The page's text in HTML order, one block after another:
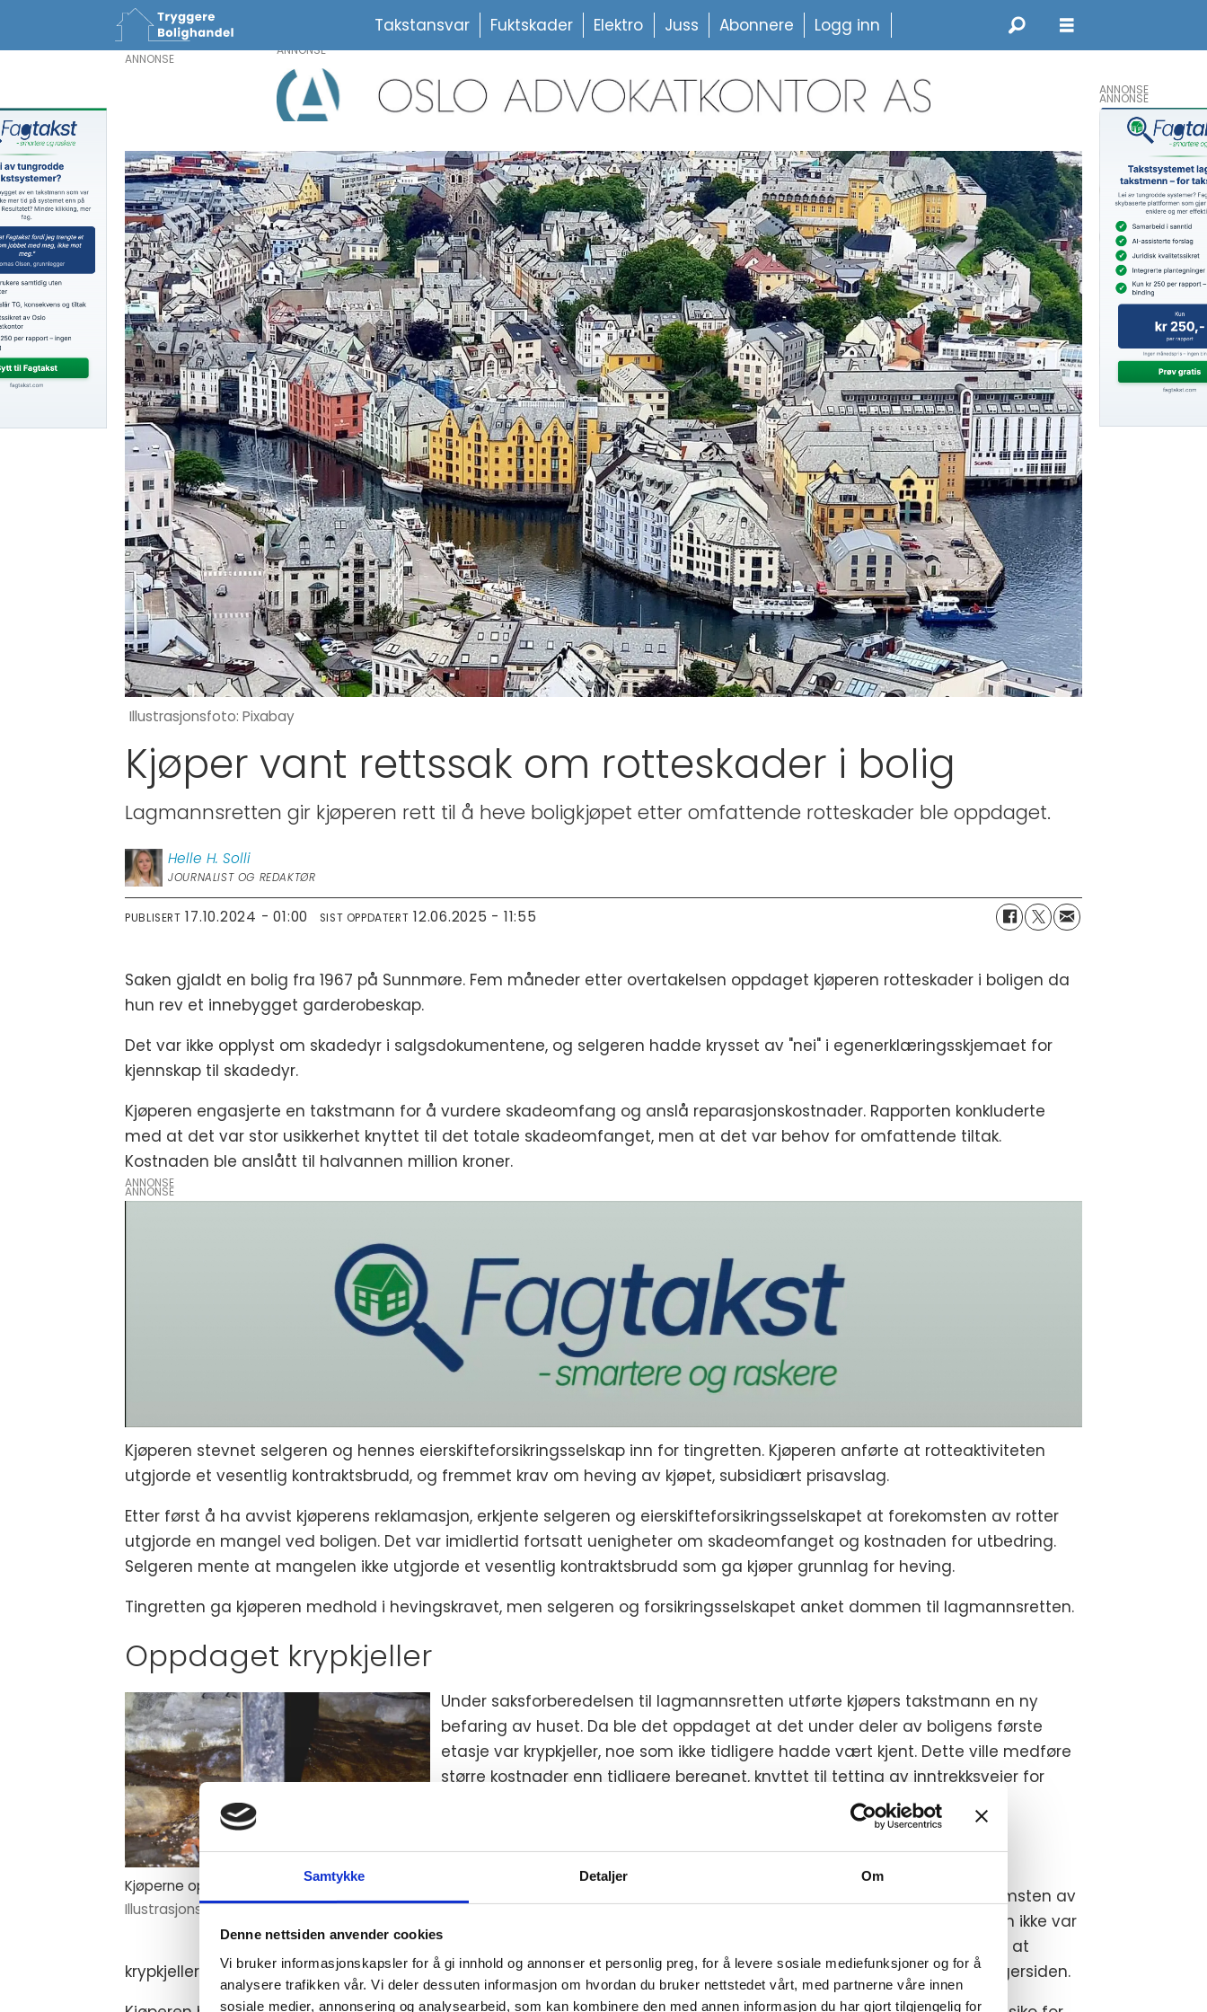
Samtykke Detaljer Om
Denne nettsiden anvender cookies
Vi bruker informasjonskapsler for å gi innhold og annonser et personlig preg, for å levere sosiale mediefunksjoner og for å
analysere trafikken vår. Vi deler dessuten informasjon om hvordan du bruker nettstedet vårt, med partnerne våre innen
sosiale medier, annonsering og analysearbeid, som kan kombinere den med annen informasjon du har gjort tilgjengelig for
Takstansvar Fuktskader Elektro Juss Abonnere Logg inn
ANNONSE
Illustrasjonsfoto: Pixabay
Kjøper vant rettssak om rotteskader i bolig
Lagmannsretten gir kjøperen rett til å heve boligkjøpet etter omfattende rotteskader ble oppdaget.
Helle H. Solli
JOURNALIST OG REDAKTØR
PUBLISERT 17.10.2024 - 01:00 SIST OPPDATERT 12.06.2025 - 11:55
Saken gjaldt en bolig fra 1967 på Sunnmøre. Fem måneder etter overtakelsen oppdaget kjøperen rotteskader i boligen da
hun rev et innebygget garderobeskap.
Det var ikke opplyst om skadedyr i salgsdokumentene, og selgeren hadde krysset av "nei" i egenerklæringsskjemaet for
kjennskap til skadedyr.
Kjøperen engasjerte en takstmann for å vurdere skadeomfang og anslå reparasjonskostnader. Rapporten konkluderte
med at det var stor usikkerhet knyttet til det totale skadeomfanget, men at det var behov for omfattende tiltak.
Kostnaden ble anslått til halvannen million kroner.
ANNONSE
Kjøperen stevnet selgeren og hennes eierskifteforsikringsselskap inn for tingretten. Kjøperen anførte at rotteaktiviteten
utgjorde et vesentlig kontraktsbrudd, og fremmet krav om heving av kjøpet, subsidiært prisavslag.
Etter først å ha avvist kjøperens reklamasjon, erkjente selgeren og eierskifteforsikringsselskapet at forekomsten av rotter
utgjorde en mangel ved boligen. Det var imidlertid fortsatt uenigheter om skadeomfanget og kostnaden for utbedring.
Selgeren mente at mangelen ikke utgjorde et vesentlig kontraktsbrudd som ga kjøper grunnlag for heving.
Tingretten ga kjøperen medhold i hevingskravet, men selgeren og forsikringsselskapet anket dommen til lagmannsretten.
Oppdaget krypkjeller
Kjøperne oppdaget ukjent krypkjeller.
Illustrasjonsfoto: Tryggere Bolighandel AS
Under saksforberedelsen til lagmannsretten utførte kjøpers takstmann en ny
befaring av huset. Da ble det oppdaget at det under deler av boligens første
etasje var krypkjeller, noe som ikke tidligere hadde vært kjent. Dette ville medføre
større kostnader enn tidligere beregnet, knyttet til tetting av inntrekksveier for
Liten grunn til å forvente rotter
Lagmannsretten viste til at det var uenighet mellom partene om forekomsten av
rotter i boligen og omfanget av dette. Selgersiden mente at forekomsten ikke var
særlig stor og at skadene begrenset seg til gang og bod i kjelleren, samt at
krypkjelleren måtte tettes. Kostnadene for utbedringen begrenset seg til i overkant av 400 000 kroner, mente selgersiden.
ANNONSE